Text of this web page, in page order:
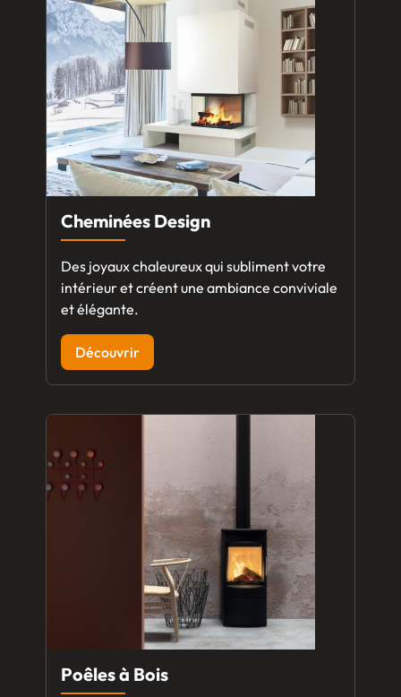
Cheminées Design
Des joyaux chaleureux qui subliment votre
intérieur et créent une ambiance conviviale
et élégante.
Découvrir
Poêles à Bois